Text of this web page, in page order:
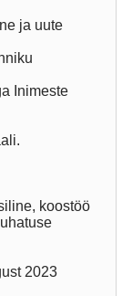
ja uute
Inimeste
koostöö
2023